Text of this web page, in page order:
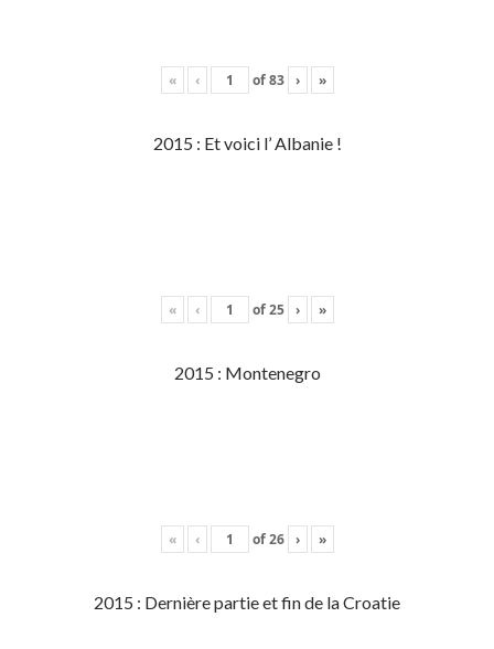
« ‹ of83 › »
2015 : Et voici l’ Albanie !
« ‹ of25 › »
2015 : Montenegro
« ‹ of26 › »
2015 : Dernière partie et fin de la Croatie